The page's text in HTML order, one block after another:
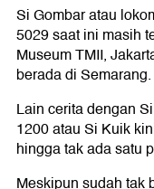
Si Gombar atau
5029 saat ini masih
Museum TMII,
berada di Semarang.
Lain cerita dengan
1200 atau Si Kuik
hingga tak ada satu
Meskipun sudah tak